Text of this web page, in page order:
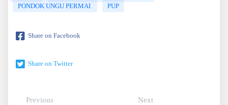
PONDOK UNGU PERMAI
PUP
Share on Facebook
Share on Twitter
Previous Next